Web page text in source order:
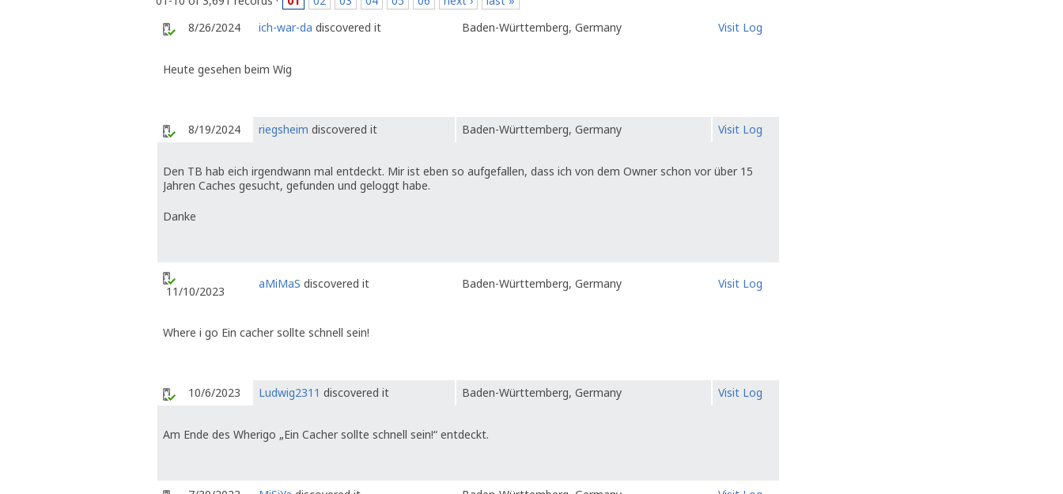
8/26/2024
ich-war-da discovered it Baden-Württemberg, Germany Visit Log
Heute gesehen beim Wig
8/19/2024 riegsheim discovered it Baden-Württemberg, Germany Visit Log
Den TB hab eich irgendwann mal entdeckt. Mir ist eben so aufgefallen, dass ich von dem Owner schon vor über 15
Jahren Caches gesucht, gefunden und geloggt habe.
Danke
11/10/2023 aMiMaS discovered it Baden-Württemberg, Germany Visit Log
Where i go Ein cacher sollte schnell sein!
10/6/2023 Ludwig2311 discovered it Baden-Württemberg, Germany Visit Log
Am Ende des Wherigo „Ein Cacher sollte schnell sein!“ entdeckt.